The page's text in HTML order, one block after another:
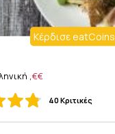
Κέρδισε eatCoins
€€
, Αμπελόκηποι, Ελληνική
40 Κριτικές